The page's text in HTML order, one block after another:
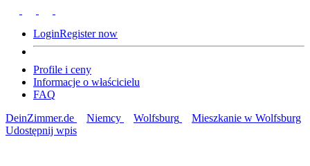
LoginRegister now
Profile i ceny
Informacje o właścicielu
FAQ
DeinZimmer.de
Niemcy Wolfsburg
Mieszkanie w Wolfsburg
Udostępnij wpis